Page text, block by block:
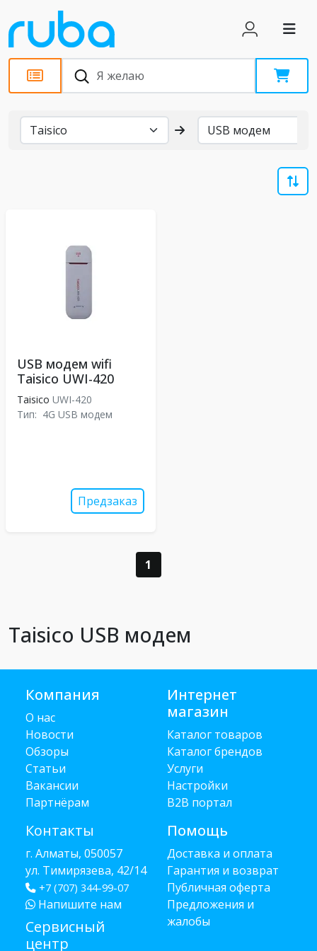
Бренды
USB модем wifi
Taisico UWI-420
Taisico UWI-420
Тип: 4G USB модем
Предзаказ
1
Taisico USB модем
Компания
О нас
Новости
Обзоры
Статьи
Вакансии
Партнёрам
Контакты
г. Алматы, 050057
ул. Тимирязева, 42/14
+7 (707) 344-99-07
Напишите нам
Сервисный
центр
Интернет
магазин
Каталог товаров
Каталог брендов
Услуги
Настройки
B2B портал
Помощь
Доставка и оплата
Гарантия и возврат
Публичная оферта
Предложения и
жалобы